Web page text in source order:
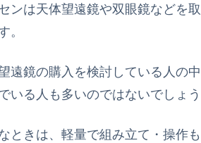
ンは天体望遠鏡や双眼鏡などを
。
遠鏡の購入を検討している人の
いる人も多いのではないでしょう
ときは、軽量で組み立て・操作